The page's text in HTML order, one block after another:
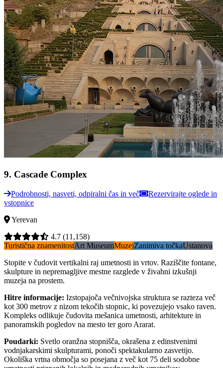
9. Cascade Complex
Podrobnosti, nasveti, odpiralni čas in več
Rezervirajte oglede in
vstopnice
Yerevan
4.7 (11,158)
Turistična znamenitostArt MuseumMuzejZanimiva točkaUstanova
Stopite v čudovit vertikalni raj umetnosti in vrtov. Raziščite fontane,
skulpture in nepremagljive mestne razglede v živahni izkušnji
muzeja na prostem.
Hitre informacije: Izstopajoča večnivojska struktura se razteza več
kot 300 metrov z nizom tekočih stopnic, ki povezujejo vsako raven.
Kompleks odlikuje čudovita mešanica umetnosti, arhitekture in
panoramskih pogledov na mesto ter goro Ararat.
Poudarki: Svetlo oranžna stopnišča, okrašena z edinstvenimi
vodnjakarskimi skulpturami, ponoči spektakularno zasvetijo.
Okoliška vrtna območja so posejana z več kot 75 deli sodobne